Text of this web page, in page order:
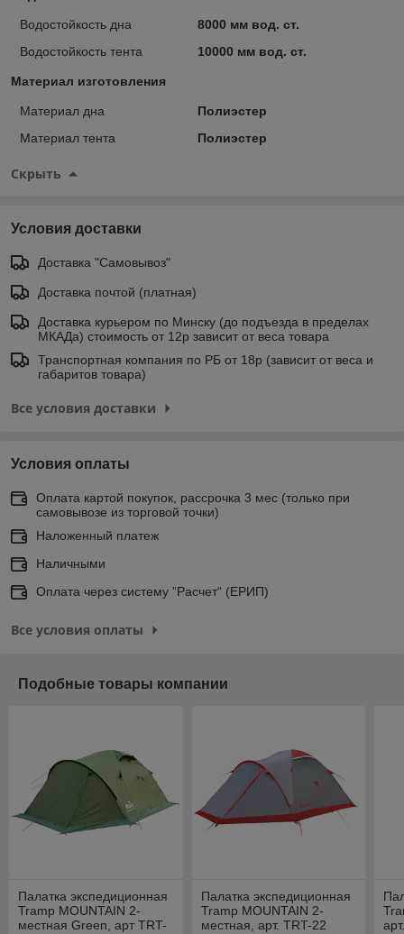
Водостойкость дна
8000 мм вод. ст.
Водостойкость тента
10000 мм вод. ст.
Материал изготовления
Материал дна
Полиэстер
Материал тента
Полиэстер
Скрыть
Условия доставки
Доставка "Самовывоз"
Доставка почтой (платная)
Доставка курьером по Минску (до подъезда в пределах
МКАДа) стоимость от 12р зависит от веса товара
Транспортная компания по РБ от 18р (зависит от веса и
габаритов товара)
Все условия доставки
Условия оплаты
Оплата картой покупок, рассрочка 3 мес (только при
самовывозе из торговой точки)
Наложенный платеж
Наличными
Оплата через систему ”Расчет“ (ЕРИП)
Все условия оплаты
Подобные товары компании
Палатка экспедиционная
Tramp MOUNTAIN 2-
местная Green, арт TRT-
Палатка экспедиционная
Tramp MOUNTAIN 2-
местная, арт. TRT-22